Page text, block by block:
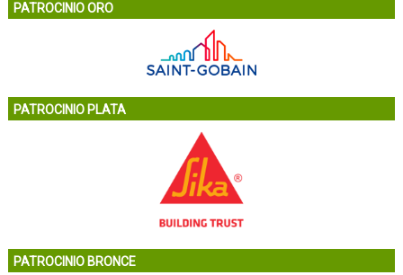
PATROCINIO ORO
PATROCINIO PLATA
PATROCINIO BRONCE